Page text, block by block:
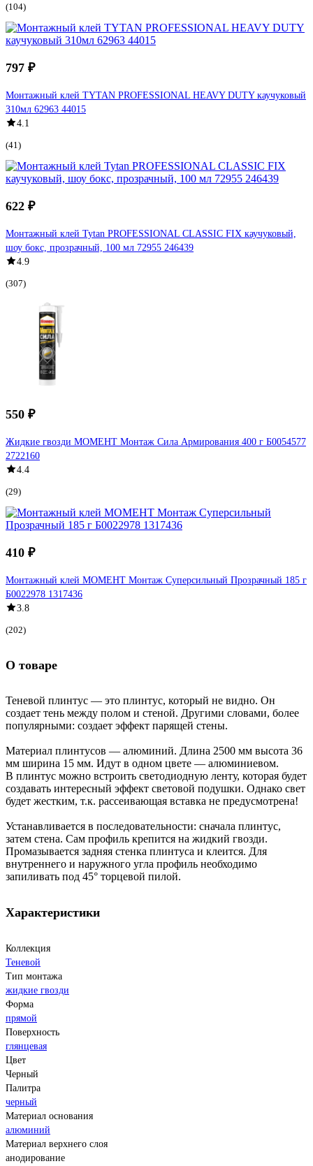
(104)
797 ₽
Монтажный клей TYTAN PROFESSIONAL HEAVY DUTY каучуковый
310мл 62963 44015
4.1
(41)
622 ₽
Монтажный клей Tytan PROFESSIONAL CLASSIC FIX каучуковый,
шоу бокс, прозрачный, 100 мл 72955 246439
4.9
(307)
550 ₽
Жидкие гвозди МОМЕНТ Монтаж Сила Армирования 400 г Б0054577
2722160
4.4
(29)
410 ₽
Монтажный клей МОМЕНТ Монтаж Суперсильный Прозрачный 185 г
Б0022978 1317436
3.8
(202)
О товаре
Теневой плинтус — это плинтус, который не видно. Он
создает тень между полом и стеной. Другими словами, более
популярными: создает эффект парящей стены.
Материал плинтусов — алюминий. Длина 2500 мм высота 36
мм ширина 15 мм. Идут в одном цвете — алюминиевом.
В плинтус можно встроить светодиодную ленту, которая будет
создавать интересный эффект световой подушки. Однако свет
будет жестким, т.к. рассеивающая вставка не предусмотрена!
Устанавливается в последовательности: сначала плинтус,
затем стена. Сам профиль крепится на жидкий гвозди.
Промазывается задняя стенка плинтуса и клеится. Для
внутреннего и наружного угла профиль необходимо
запиливать под 45° торцевой пилой.
Характеристики
Коллекция
Теневой
Тип монтажа
жидкие гвозди
Форма
прямой
Поверхность
глянцевая
Цвет
Черный
Палитра
черный
Материал основания
алюминий
Материал верхнего слоя
анодирование